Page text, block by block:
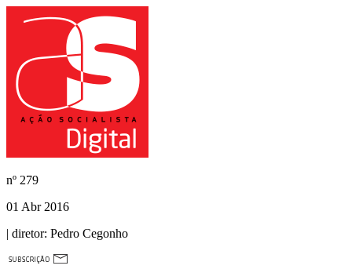
nº 279
01 Abr 2016
| diretor: Pedro Cegonho